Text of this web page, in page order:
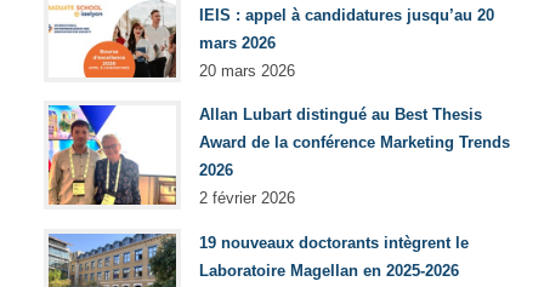
IEIS : appel à candidatures jusqu’au 20
mars 2026
20 mars 2026
Allan Lubart distingué au Best Thesis
Award de la conférence Marketing Trends
2026
2 février 2026
19 nouveaux doctorants intègrent le
Laboratoire Magellan en 2025-2026